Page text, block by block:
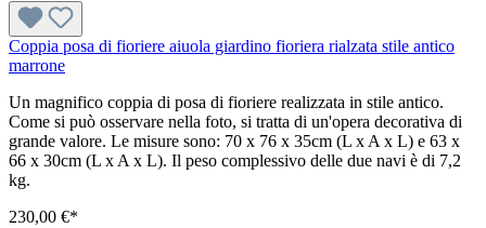
Coppia posa di fioriere aiuola giardino fioriera rialzata stile antico
marrone
Un magnifico coppia di posa di fioriere realizzata in stile antico.
Come si può osservare nella foto, si tratta di un'opera decorativa di
grande valore. Le misure sono: 70 x 76 x 35cm (L x A x L) e 63 x
66 x 30cm (L x A x L). Il peso complessivo delle due navi è di 7,2
kg.
230,00 €*